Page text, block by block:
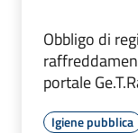
Obbligo di
portale
Igiene pubblica